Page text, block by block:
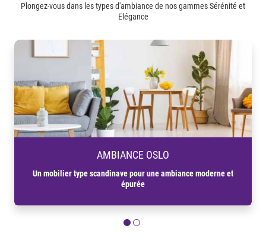
Plongez-vous dans les types d'ambiance de nos gammes Sérénité et
Elégance
AMBIANCE OSLO
Un mobilier type scandinave pour une ambiance moderne et
épurée